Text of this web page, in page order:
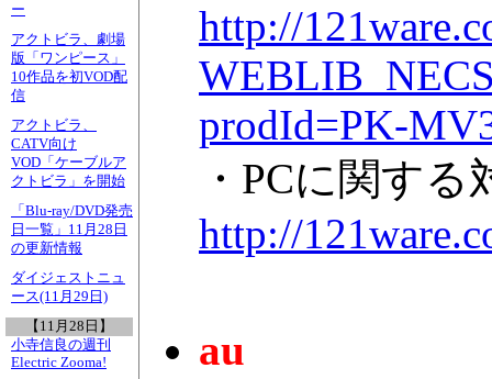
ー
アクトビラ、劇場
版「ワンピース」
10作品を初VOD配
信
アクトビラ、
CATV向け
VOD「ケーブルア
クトビラ」を開始
「Blu-ray/DVD発売
日一覧」11月28日
の更新情報
ダイジェストニュ
ース(11月29日)
【11月28日】
小寺信良の週刊
Electric Zooma!
http://
prodId=PK-
・PCに関する
http://
au